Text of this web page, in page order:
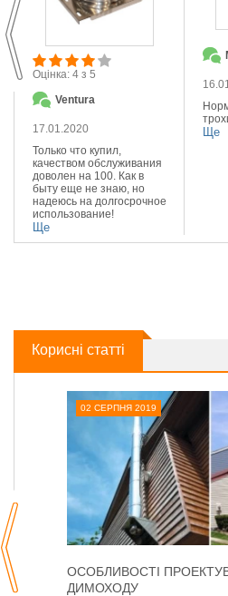
Ще
Оцінка: 4 з 5
Ventura
17.01.2020
Только что купил,
качеством обслуживания
доволен на 100. Как в
быту еще не знаю, но
надеюсь на долгосрочное
использование!
Ще
Корисні статті
02 СЕРПНЯ 2019
ОСОБЛИВОСТІ
ДИМОХОДУ